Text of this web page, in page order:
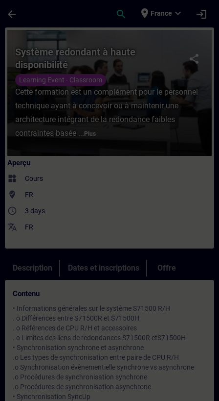
arrow_back search place France expand_more login
Cours - Système redondant à haute
share
Système redondant à haute
disponibilité
Learning Event - Classroom
Cette formation est un complément pour le personnel
technique ayant à concevoir ou à maintenir une
architecture intégrant de la redondance faibles
contraintes basée ... Plus
Aperçu
widgets Cours
where_to_vote FR
access_time 3 days
translate FR
Description Dates et inscriptions Offre
Contenu
• Informations générales sur le système S71500 R/H
. o Différences entre S71500R et S71500H
. o Références de CPU R/H et accessoires
. o Limites des liens de redondances S71500R etS71500H
• Synchronisation synchrone et asynchrone
.o Les types de synchronisation entre paire de CPU R/H
.o Synchronisation évènementielle synchrone vs asynchrone
.o Procédures de synchronisation synchrone
.o Procédures de synchronisation asynchrone
• Synchronisation SyncUp